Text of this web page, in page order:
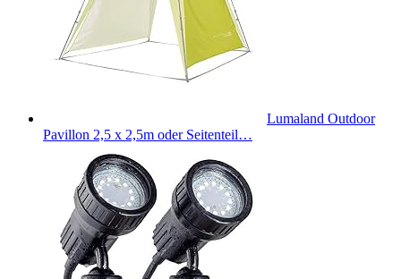
Lumaland Outdoor
Pavillon 2,5 x 2,5m oder Seitenteil…